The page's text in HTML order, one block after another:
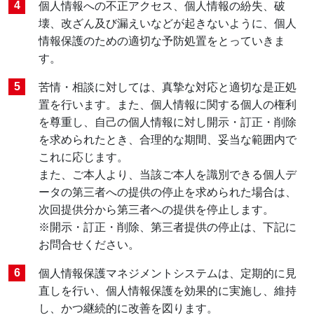
個人情報への不正アクセス、個人情報の紛失、破
壊、改ざん及び漏えいなどが起きないように、個人
情報保護のための適切な予防処置をとっていきま
す。
苦情・相談に対しては、真摯な対応と適切な是正処
置を行います。また、個人情報に関する個人の権利
を尊重し、自己の個人情報に対し開示・訂正・削除
を求められたとき、合理的な期間、妥当な範囲内で
これに応じます。
また、ご本人より、当該ご本人を識別できる個人デ
ータの第三者への提供の停止を求められた場合は、
次回提供分から第三者への提供を停止します。
※開示・訂正・削除、第三者提供の停止は、下記に
お問合せください。
個人情報保護マネジメントシステムは、定期的に見
直しを行い、個人情報保護を効果的に実施し、維持
し、かつ継続的に改善を図ります。